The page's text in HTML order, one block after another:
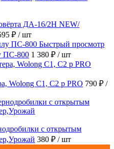
ДА-16/2Н NEW/
₽ / шт
Быстрый просмотр
ПС-800 1 380 ₽ / шт
Wolong С1, С2 p PRO 790 ₽ /
с открытым
380 ₽ / шт